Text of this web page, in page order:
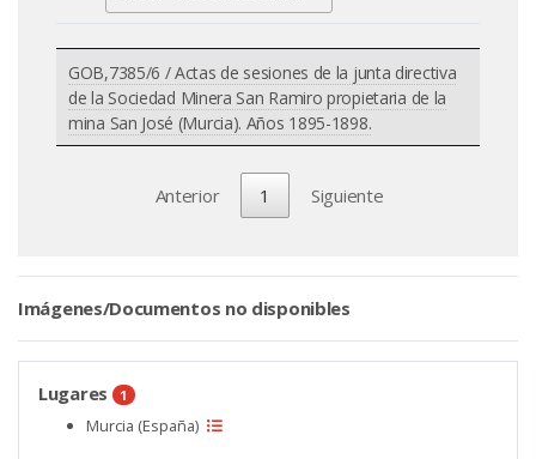
GOB,7385/6 / Actas de sesiones de la junta directiva
de la Sociedad Minera San Ramiro propietaria de la
mina San José (Murcia). Años 1895-1898.
Anterior 1 Siguiente
Imágenes/Documentos no disponibles
Lugares 1
Murcia (España)